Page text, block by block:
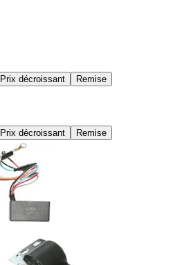
Prix décroissant Remise
Prix décroissant Remise